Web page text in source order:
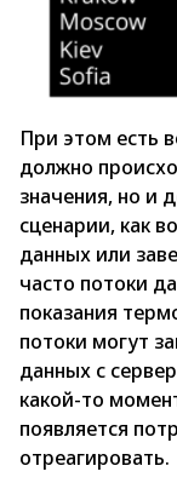
При этом есть
должно
значения, но и
сценарии, как
данных или
часто потоки
показания
потоки могут
данных с
какой-то
появляется
отреагировать.